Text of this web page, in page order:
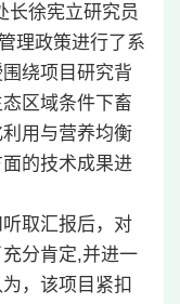
长徐宪立研究员
理政策进行了系
绕项目研究背
区域条件下畜
用与营养均衡
的技术成果进
取汇报后，对
分肯定,并进一
，该项目紧扣